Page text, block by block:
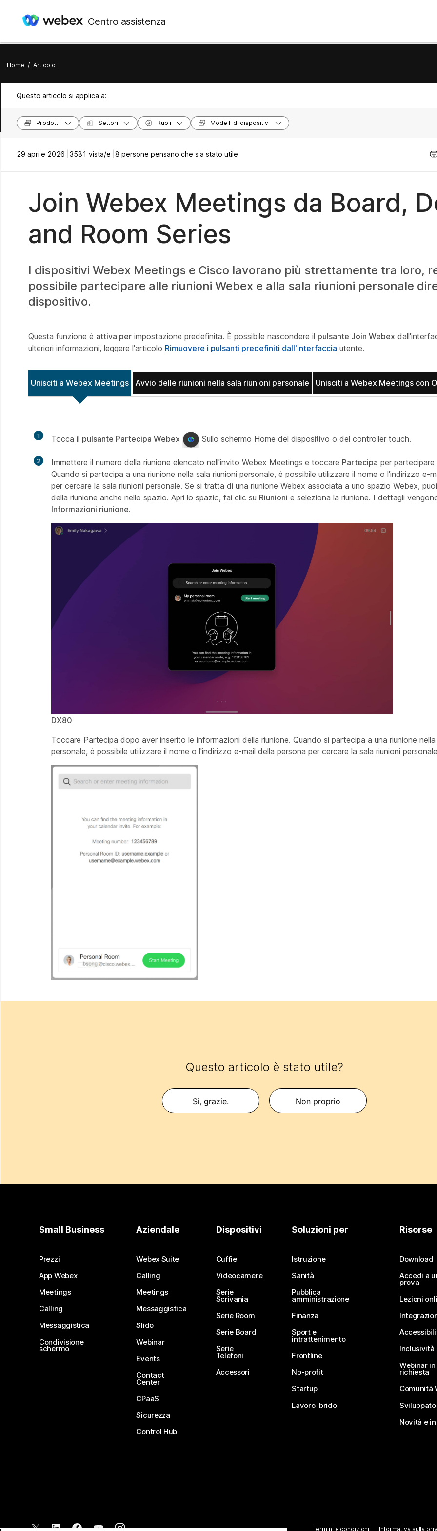
Centro assistenza
Home / Articolo
Questo articolo si applica a:
Prodotti Settori Ruoli Modelli di dispositivi
29 aprile 2026 | 3581 vista/e | 8 persone pensano che sia stato utile
Join Webex Meetings da Board,
and Room Series
I dispositivi Webex Meetings e Cisco lavorano più strettamente tra loro,
possibile partecipare alle riunioni Webex e alla sala riunioni personale
dispositivo.
Questa funzione è attiva per impostazione predefinita. È possibile nascondere il pulsante Join Webex
ulteriori informazioni, leggere l'articolo Rimuovere i pulsanti predefiniti dall'interfaccia utente.
Unisciti a Webex Meetings Avvio delle riunioni nella sala riunioni personale Unisciti a Webex Meetings con
1 Tocca il pulsante Partecipa Webex Sullo schermo Home del dispositivo o del controller touch.
2 Immettere il numero della riunione elencato nell'invito Webex Meetings e toccare Partecipa per partecipare
Quando si partecipa a una riunione nella sala riunioni personale, è possibile utilizzare il nome o l'indirizzo e-
per cercare la sala riunioni personale. Se si tratta di una riunione Webex associata a uno spazio Webex,
della riunione anche nello spazio. Apri lo spazio, fai clic su Riunioni e seleziona la riunione. I dettagli
Informazioni riunione.
DX80
Toccare Partecipa dopo aver inserito le informazioni della riunione. Quando si partecipa a una riunione nella
personale, è possibile utilizzare il nome o l'indirizzo e-mail della persona per cercare la sala riunioni
Questo articolo è stato utile?
Sì, grazie. Non proprio
Small Business
Prezzi
App Webex
Meetings
Calling
Messaggistica
Condivisione
schermo
Aziendale
Webex Suite
Calling
Meetings
Messaggistica
Slido
Webinar
Events
Contact
Center
CPaaS
Sicurezza
Control Hub
Dispositivi
Cuffie
Videocamere
Serie
Scrivania
Serie Room
Serie Board
Serie
Telefoni
Accessori
Soluzioni per
Istruzione
Sanità
Pubblica
amministrazione
Finanza
Sport e
intrattenimento
Frontline
No-profit
Startup
Lavoro ibrido
Risorse
Download
Accedi a
prova
Lezioni
Inclusività
Webinar
richiesta
Comunità
Novità e
Termini e condizioni Informativa sulla